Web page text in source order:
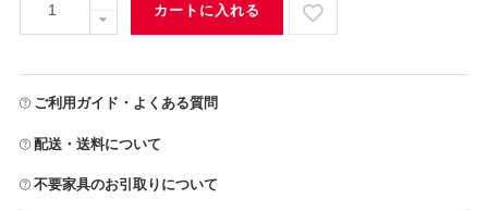
カートに入れる
ご利用ガイド・よくある質問
配送・送料について
不要家具のお引取りについて